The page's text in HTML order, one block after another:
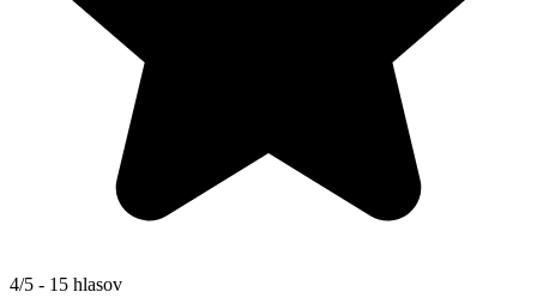
4/5 - 15 hlasov